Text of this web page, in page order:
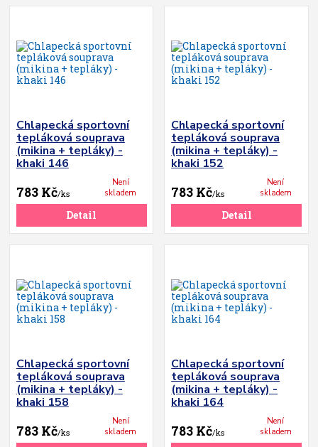
Chlapecká sportovní
tepláková souprava
(mikina + tepláky) -
khaki 146
783 Kč/ks
Není
skladem
Detail
Chlapecká sportovní
tepláková souprava
(mikina + tepláky) -
khaki 152
783 Kč/ks
Není
skladem
Detail
Chlapecká sportovní
tepláková souprava
(mikina + tepláky) -
khaki 158
783 Kč/ks
Není
skladem
Chlapecká sportovní
tepláková souprava
(mikina + tepláky) -
khaki 164
783 Kč/ks
Není
skladem